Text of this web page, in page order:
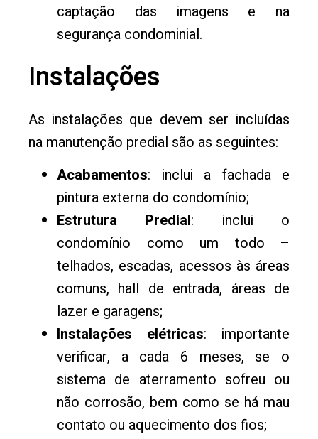
captação das imagens e na
segurança condominial.
Instalações
As instalações que devem ser incluídas
na manutenção predial são as seguintes:
Acabamentos: inclui a fachada e
pintura externa do condomínio;
Estrutura Predial: inclui o
condomínio como um todo –
telhados, escadas, acessos às áreas
comuns, hall de entrada, áreas de
lazer e garagens;
Instalações elétricas: importante
verificar, a cada 6 meses, se o
sistema de aterramento sofreu ou
não corrosão, bem como se há mau
contato ou aquecimento dos fios;